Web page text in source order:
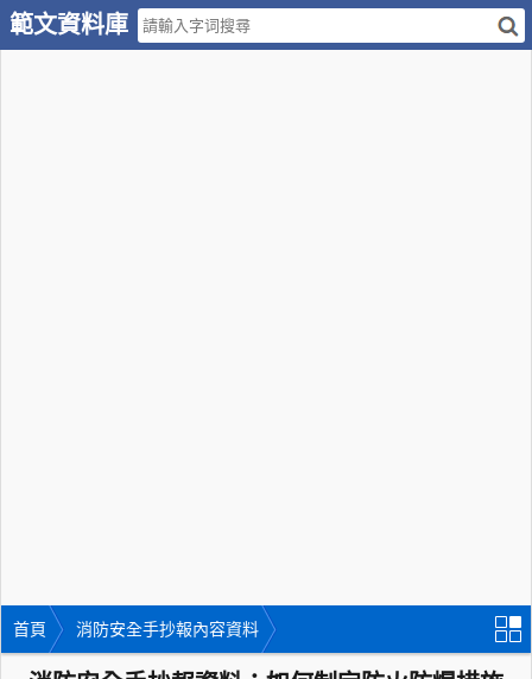
範文資料庫
首頁 消防安全手抄報內容資料